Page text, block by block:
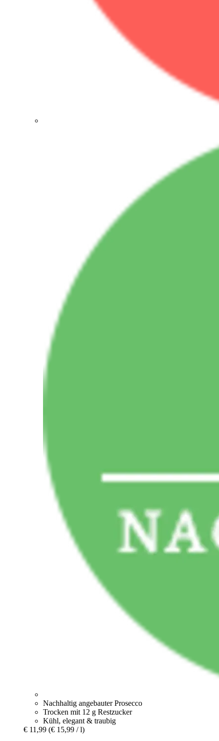
Nachhaltig angebauter Prosecco
Trocken mit 12 g Restzucker
Kühl, elegant & traubig
€ 11,99 (€ 15,99 / l)